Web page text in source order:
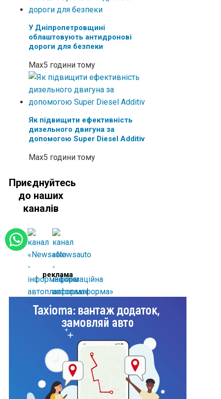
У Дніпропетровщині
облаштовують антидронові
дороги для безпеки
Max5 години тому
Як підвищити ефективність
дизельного двигуна за
допомогою Super Diesel Additiv
Max5 години тому
Приєднуйтесь
до наших
каналів
реклама